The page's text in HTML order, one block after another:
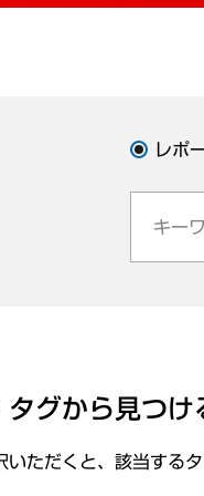
レポ
タグから見つけ
いただくと、該当する